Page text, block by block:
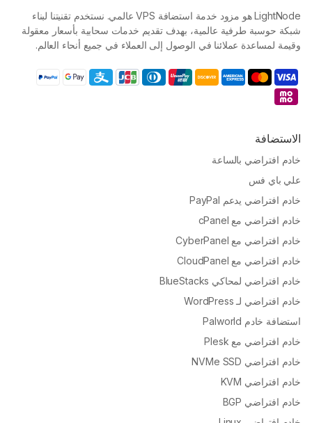
LightNode هو مزود خدمة استضافة VPS عالمي. نستخدم تقنيتنا لبناء
شبكة حوسبة طرفية عالمية، بهدف تقديم خدمات سحابية بأسعار معقولة
وقيمة لمساعدة عملائنا في الوصول إلى العملاء في جميع أنحاء العالم.
الاستضافة
خادم افتراضي بالساعة
علي باي فس
خادم افتراضي يدعم PayPal
خادم افتراضي مع cPanel
خادم افتراضي مع CyberPanel
خادم افتراضي مع CloudPanel
خادم افتراضي لمحاكي BlueStacks
خادم افتراضي لـ WordPress
استضافة خادم Palworld
خادم افتراضي مع Plesk
خادم افتراضي NVMe SSD
خادم افتراضي KVM
خادم افتراضي BGP